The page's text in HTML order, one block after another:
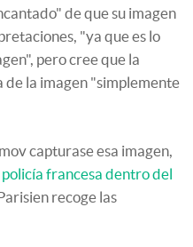
de que su imagen
"ya que es lo
pero cree que la
la imagen "simplemente
capturase esa imagen,
francesa dentro del
recoge las